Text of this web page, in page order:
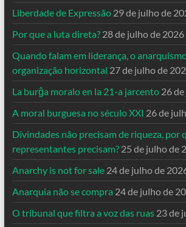
Liberdade de Expressão 29 de julho de
Por que a luta direta? 28 de julho de 2026
Quando falam em liderança, o
organização horizontal 27 de julho de
La burĝa moralo en la 21-a jarcento 26
A moral burguesa no século XXI 26 de
Divindades não precisam de riqueza, por
representantes precisam? 25 de julho de
Anarchy is not for sale 24 de julho de
Anarquia não se compra 24 de julho de
O tribunal que filtra a voz das ruas 23 de